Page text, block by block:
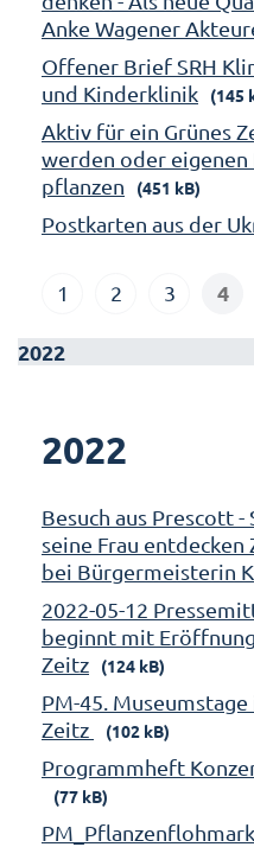
Anke Wagener
Offener Brief SRH
und Kinderklinik
(145
Aktiv für ein Grünes
werden oder eigenen
pflanzen
(451 kB)
Postkarten aus der
1 2 3 4
2022
2022
Besuch aus Prescott
seine Frau entdecken
bei Bürgermeisterin
2022-05-12
beginnt mit
Zeitz
(124 kB)
PM-45.
Zeitz
(102 kB)
Programmheft
(77 kB)